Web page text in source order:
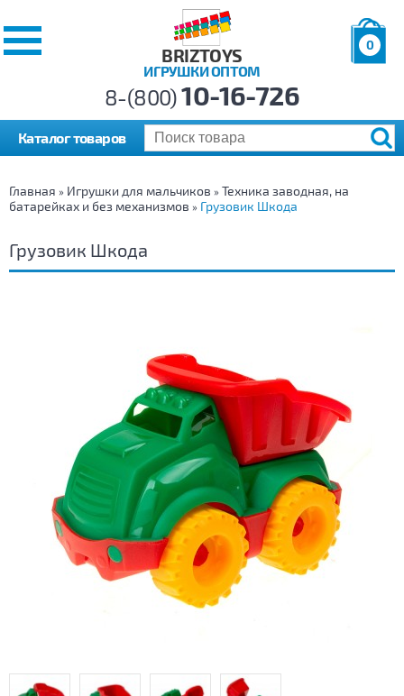
BRIZTOYS
ИГРУШКИ ОПТОМ
0
р.
8-(800)10-16-726
Каталог товаров
Главная » Игрушки для мальчиков » Техника заводная, на
батарейках и без механизмов » Грузовик Шкода
Грузовик Шкода